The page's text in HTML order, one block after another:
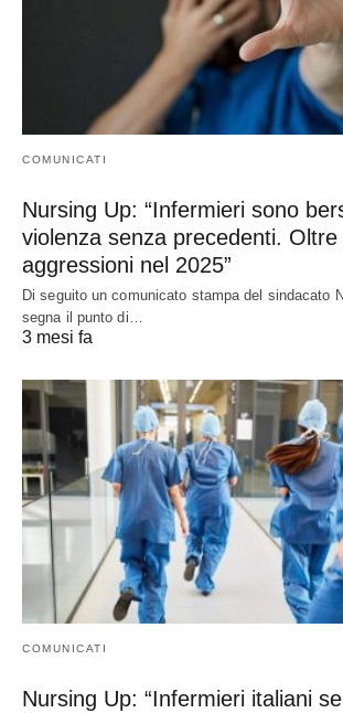
COMUNICATI
Nursing Up: “Infermieri sono
violenza senza precedenti. Oltre
aggressioni nel 2025”
Di seguito un comunicato stampa del sindacato
segna il punto di…
3 mesi fa
COMUNICATI
Nursing Up: “Infermieri italiani